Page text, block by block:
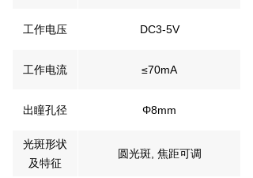
工作电压 DC3-5V
工作电流 ≤70mA
出瞳孔径 Φ8mm
光斑形状
及特征
圆光斑, 焦距可调